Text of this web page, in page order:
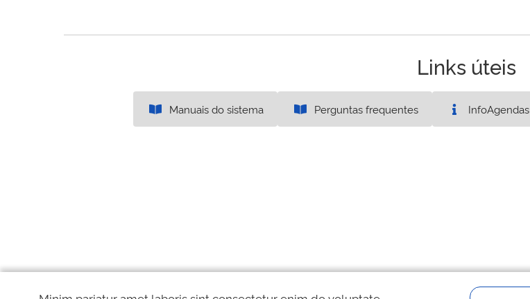
Links úteis
Manuais do sistema Perguntas frequentes InfoAgendas